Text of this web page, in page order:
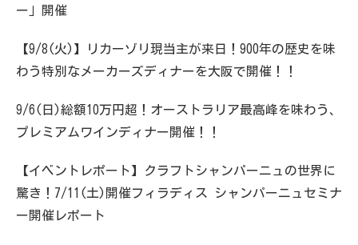
ー」開催
【9/8(火)】リカーゾリ現当主が来日！900年の歴史を味
わう特別なメーカーズディナーを大阪で開催！！
9/6(日)総額10万円超！オーストラリア最高峰を味わう、
プレミアムワインディナー開催！！
【イベントレポート】クラフトシャンパーニュの世界に
驚き！7/11(土)開催フィラディス シャンパーニュセミナ
ー開催レポート